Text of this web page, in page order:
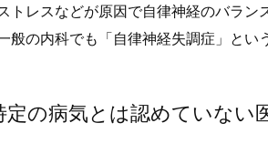
トレスなどが原因で自律神経のバラ
般の内科でも「自律神経失調症」とい
定の病気とは認めていない